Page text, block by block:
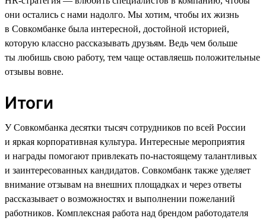
они остались с нами надолго. Мы хотим, чтобы их жизнь
в Совкомбанке была интересной, достойной историей,
которую классно рассказывать друзьям. Ведь чем больше
ты любишь свою работу, тем чаще оставляешь положительные
отзывы вовне.
Итоги
У Совкомбанка десятки тысяч сотрудников по всей России
и яркая корпоративная культура. Интересные мероприятия
и награды помогают привлекать по-настоящему талантливых
и заинтересованных кандидатов. Совкомбанк также уделяет
внимание отзывам на внешних площадках и через ответы
рассказывает о возможностях и выполнении пожеланий
работников. Комплексная работа над брендом работодателя